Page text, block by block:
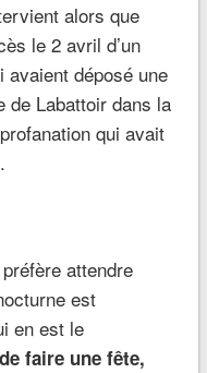
alors que
le 2 avril d’un
avaient déposé une
de Labattoir dans la
qui avait
attendre
est
en est le
faire une fête,